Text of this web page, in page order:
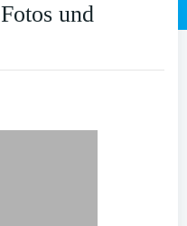
und